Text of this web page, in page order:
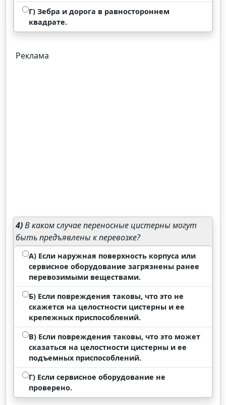
Г) Зебра и дорога в равностороннем
квадрате.
Реклама
4)В каком случае переносные цистерны могут
быть предъявлены к перевозке?
А) Если наружная поверхность корпуса или
сервисное оборудование загрязнены ранее
перевозимыми веществами.
Б) Если повреждения таковы, что это не
скажется на целостности цистерны и ее
крепежных приспособлений.
В) Если повреждения таковы, что это может
сказаться на целостности цистерны и ее
подъемных приспособлений.
Г) Если сервисное оборудование не
проверено.